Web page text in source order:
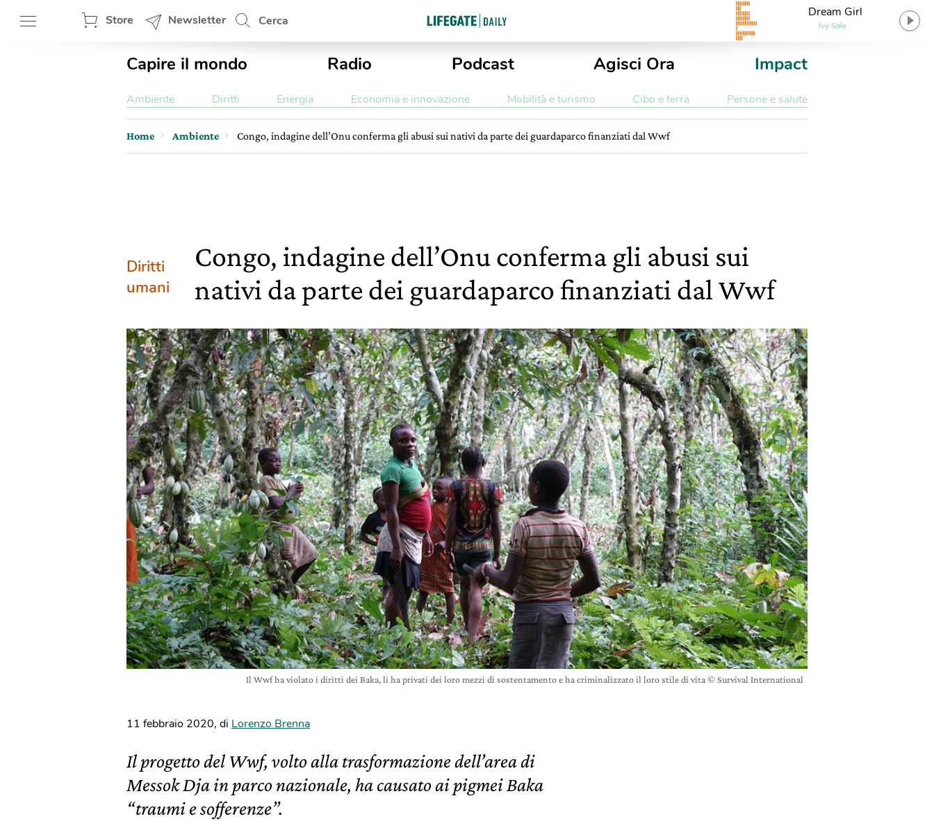
Store Newsletter Cerca
Dream Girl
Ivy Sole
Capire il mondo Radio Podcast Agisci Ora Impact
Ambiente Diritti Energia Economia e innovazione Mobilità e turismo Cibo e terra Persone e salute
Home Ambiente Congo, indagine dell’Onu conferma gli abusi sui nativi da parte dei guardaparco finanziati dal Wwf
Diritti
umani
Congo, indagine dell’Onu conferma gli abusi sui
nativi da parte dei guardaparco finanziati dal Wwf
Il Wwf ha violato i diritti dei Baka, li ha privati dei loro mezzi di sostentamento e ha criminalizzato il loro stile di vita © Survival International
11 febbraio 2020, di Lorenzo Brenna
Il progetto del Wwf, volto alla trasformazione dell’area di
Messok Dja in parco nazionale, ha causato ai pigmei Baka
“traumi e sofferenze”.